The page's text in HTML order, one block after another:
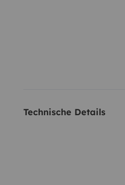
Technische Details